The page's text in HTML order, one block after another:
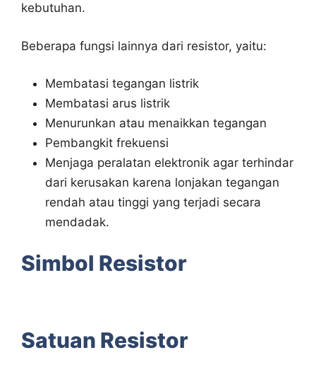
kebutuhan.
Beberapa fungsi lainnya dari resistor, yaitu:
Membatasi tegangan listrik
Membatasi arus listrik
Menurunkan atau menaikkan tegangan
Pembangkit frekuensi
Menjaga peralatan elektronik agar terhindar
dari kerusakan karena lonjakan tegangan
rendah atau tinggi yang terjadi secara
mendadak.
Simbol Resistor
Satuan Resistor